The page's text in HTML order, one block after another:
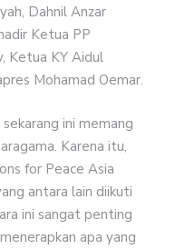
Dahnil Anzar
Ketua PP
Ketua KY Aidul
Mohamad Oemar.
ini memang
Karena itu,
for Peace Asia
antara lain diikuti
ini sangat penting
apa yang